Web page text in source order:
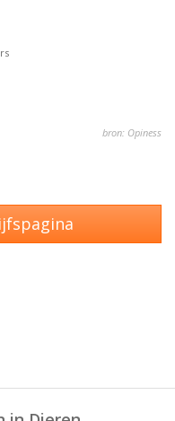
bron: Opiness